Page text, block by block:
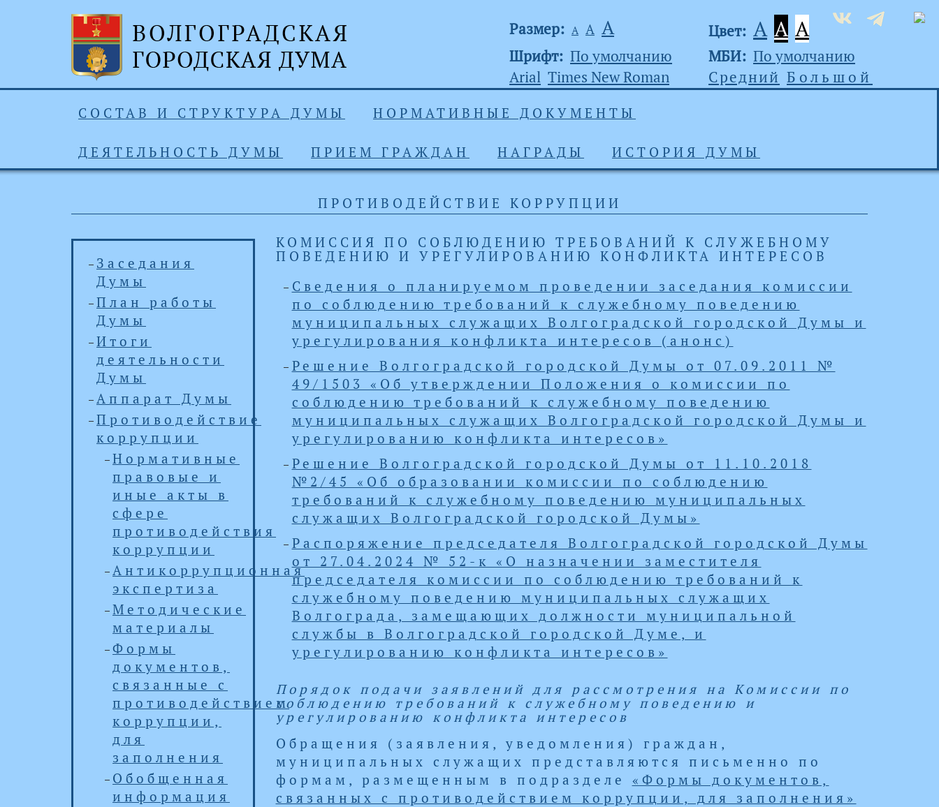
Размер: А А А Цвет: A A A
Шрифт: По умолчанию
Arial Times New Roman
МБИ: По умолчанию
Средний Большой
СОСТАВ И СТРУКТУРА ДУМЫ НОРМАТИВНЫЕ ДОКУМЕНТЫ
ДЕЯТЕЛЬНОСТЬ ДУМЫ ПРИЕМ ГРАЖДАН НАГРАДЫ ИСТОРИЯ ДУМЫ
ПРОТИВОДЕЙСТВИЕ КОРРУПЦИИ
Заседания
Думы
План работы
Думы
Итоги
деятельности
Думы
Аппарат Думы
Противодействие
коррупции
Нормативные
правовые и
иные акты в
сфере
противодействия
коррупции
Антикоррупционная
экспертиза
Методические
материалы
Формы
документов,
связанные с
противодействием
коррупции,
для
заполнения
Обобщенная
информация
КОМИССИЯ ПО СОБЛЮДЕНИЮ ТРЕБОВАНИЙ К СЛУЖЕБНОМУ
ПОВЕДЕНИЮ И УРЕГУЛИРОВАНИЮ КОНФЛИКТА ИНТЕРЕСОВ
Сведения о планируемом проведении заседания комиссии
по соблюдению требований к служебному поведению
муниципальных служащих Волгоградской городской Думы и
урегулирования конфликта интересов (анонс)
Решение Волгоградской городской Думы от 07.09.2011 №
49/1503 «Об утверждении Положения о комиссии по
соблюдению требований к служебному поведению
муниципальных служащих Волгоградской городской Думы и
урегулированию конфликта интересов»
Решение Волгоградской городской Думы от 11.10.2018
№2/45 «Об образовании комиссии по соблюдению
требований к служебному поведению муниципальных
служащих Волгоградской городской Думы»
Распоряжение председателя Волгоградской городской Думы
от 27.04.2024 № 52-к «О назначении заместителя
председателя комиссии по соблюдению требований к
служебному поведению муниципальных служащих
Волгограда, замещающих должности муниципальной
службы в Волгоградской городской Думе, и
урегулированию конфликта интересов»
Порядок подачи заявлений для рассмотрения на Комиссии по
соблюдению требований к служебному поведению и
урегулированию конфликта интересов
Обращения (заявления, уведомления) граждан,
муниципальных служащих представляются письменно по
формам, размещенным в подразделе «Формы документов,
связанных с противодействием коррупции, для заполнения»